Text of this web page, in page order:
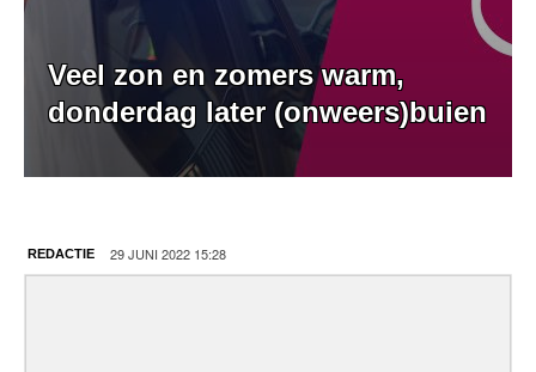
Veel zon en zomers warm,
donderdag later (onweers)buien
REDACTIE 29 JUNI 2022 15:28